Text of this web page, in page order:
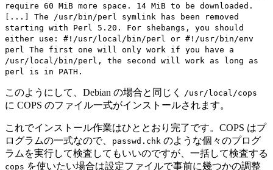
require 60 MiB more space. 14 MiB to be downloaded.
[...] The /usr/bin/perl symlink has been removed
starting with Perl 5.20. For shebangs, you should
either use: #!/usr/local/bin/perl or #!/usr/bin/env
perl The first one will only work if you have a
/usr/local/bin/perl, the second will work as long as
perl is in PATH.
このようにして、Debian の場合と同じく /usr/local/cops
に COPS のファイル一式がインストールされます。
これでインストール作業はひととおり完了です。COPS はプ
ログラムの一式なので、
passwd.chk のような個々のプログ
ラムを実行して検査してもいいのですが、一括して検査する
cops を使いたい場合は設定ファイルで事前に幾つかの調整